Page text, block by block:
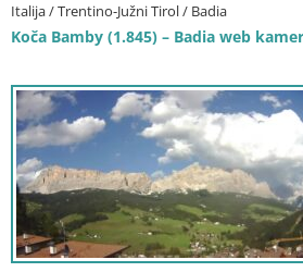
Italija / Trentino-Južni Tirol / Badia
Koča Bamby (1.845) – Badia web